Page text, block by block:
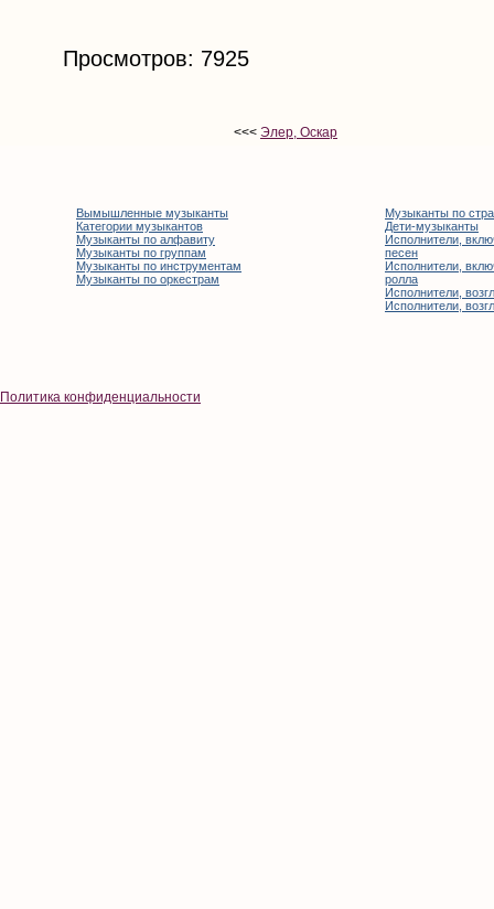
Просмотров: 7925
<<< Элер, Оскар
Вымышленные музыканты
Категории музыкантов
Музыканты по алфавиту
Музыканты по группам
Музыканты по инструментам
Музыканты по оркестрам
Музыканты по
Дети-музыканты
Исполнители,
песен
Исполнители,
ролла
Исполнители,
Исполнители,
Политика конфиденциальности